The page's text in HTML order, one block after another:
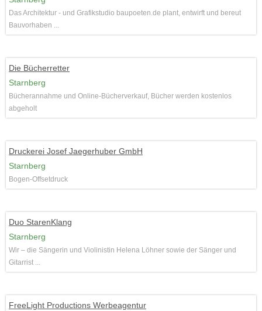
Das Architektur - und Grafikstudio baupoeten.de plant, entwirft und bereut
Bauvorhaben ...
Die Bücherretter
Starnberg
Bücherannahme und Online-Bücherverkauf, Bücher werden kostenlos
abgeholt
Druckerei Josef Jaegerhuber GmbH
Starnberg
Bogen-Offsetdruck
Duo StarenKlang
Starnberg
Wir – die Sängerin und Violinistin Helena Löhner sowie der Sänger und
Gitarrist ...
FreeLight Productions Werbeagentur